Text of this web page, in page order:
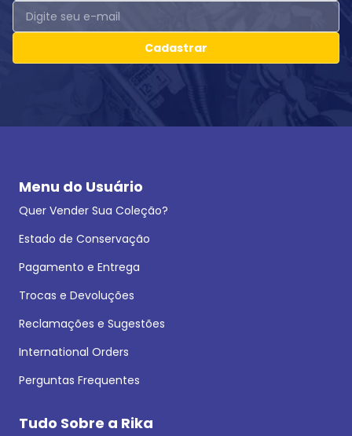
Cadastrar
Menu do Usuário
Quer Vender Sua Coleção?
Estado de Conservação
Pagamento e Entrega
Trocas e Devoluções
Reclamações e Sugestões
International Orders
Perguntas Frequentes
Tudo Sobre a Rika